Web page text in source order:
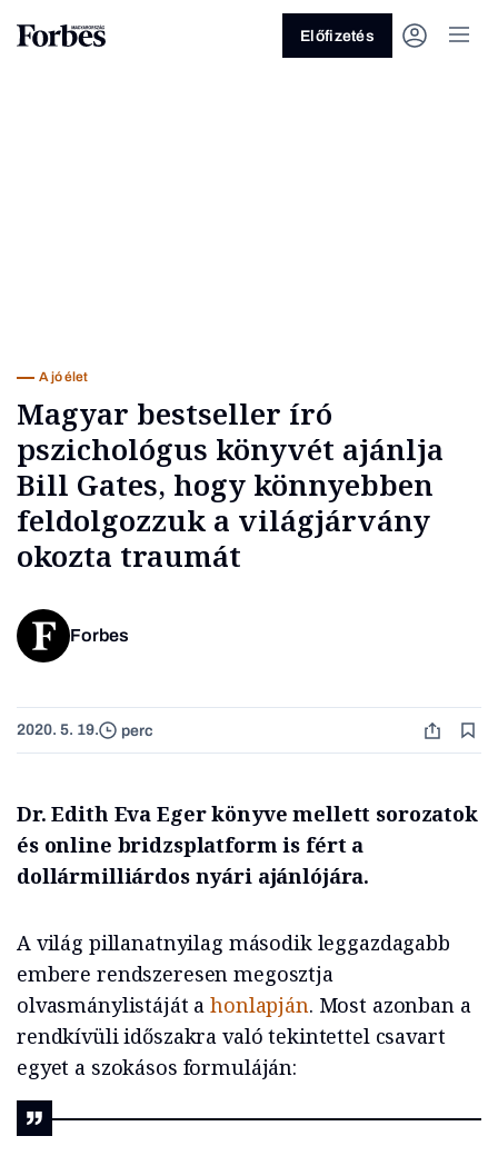
Előfizetés
A jó élet
Magyar bestseller író
pszichológus könyvét ajánlja
Bill Gates, hogy könnyebben
feldolgozzuk a világjárvány
okozta traumát
Forbes
2020. 5. 19. perc
Dr. Edith Eva Eger könyve mellett sorozatok
és online bridzsplatform is fért a
dollármilliárdos nyári ajánlójára.
A világ pillanatnyilag második leggazdagabb
embere rendszeresen megosztja
olvasmánylistáját ahonlapján. Most azonban a
rendkívüli időszakra való tekintettel csavart
egyet a szokásos formuláján: